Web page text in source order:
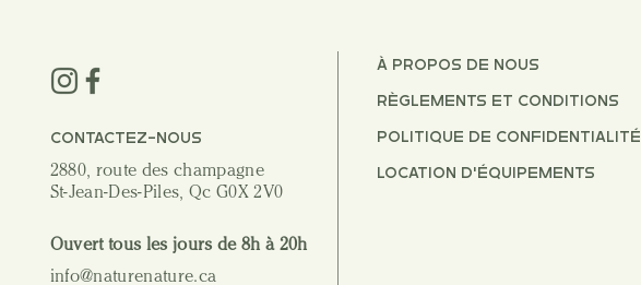
CONTACTEZ-NOUS
2880, route des champagne
St-Jean-Des-Piles, Qc G0X 2V0
Ouvert tous les jours de 8h à 20h
info@naturenature.ca
À PROPOS DE NOUS
RÈGLEMENTS ET CONDITIONS
POLITIQUE DE CONFIDENTIALITÉ
LOCATION D'ÉQUIPEMENTS